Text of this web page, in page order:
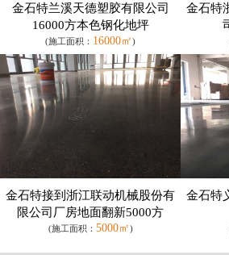
金石特兰溪天德塑胶有限公司
16000方本色钢化地坪
(施工面积： 16000㎡)
金石特
金石特接到浙江联动机械股份有
限公司厂房地面翻新5000方
(施工面积： 5000㎡)
金石特